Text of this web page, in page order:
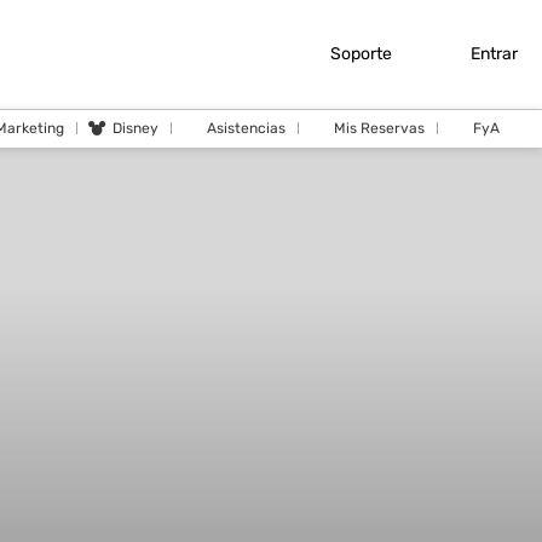
Soporte Entrar
Disney Asistencias Mis Reservas FyA